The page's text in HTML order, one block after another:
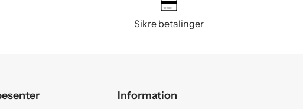
Sikre betalinger
Information